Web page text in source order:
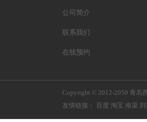
公司简介
联系我们
在线预约
Copyright © 2012-2050 青岛
友情链接： 百度 淘宝 南渠